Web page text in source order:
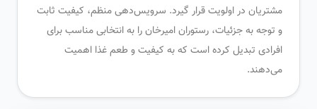
مشتریان در اولویت قرار گیرد. سرویس‌دهی منظم، کیفیت ثابت
و توجه به جزئیات، رستوران امیرخان را به انتخابی مناسب برای
افرادی تبدیل کرده است که به کیفیت و طعم غذا اهمیت
می‌دهند.